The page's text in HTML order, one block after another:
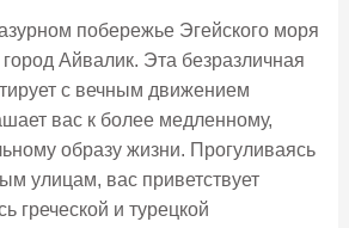
побережье Эгейского моря
Айвалик. Эта безразличная
с вечным движением
вас к более медленному,
образу жизни. Прогуливаясь
улицам, вас приветствует
греческой и турецкой